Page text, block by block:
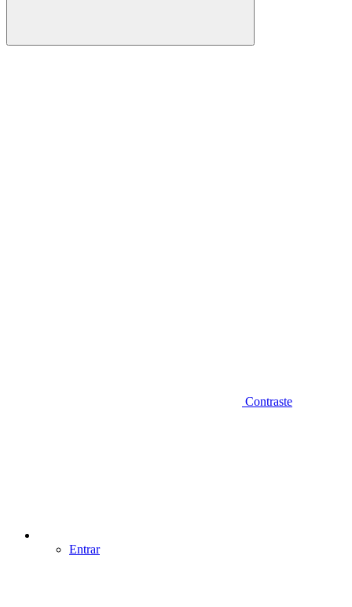
Buscar
Contraste
Entrar